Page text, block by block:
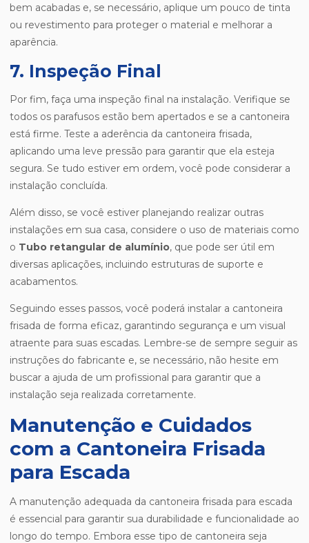
bem acabadas e, se necessário, aplique um pouco de tinta
ou revestimento para proteger o material e melhorar a
aparência.
7. Inspeção Final
Por fim, faça uma inspeção final na instalação. Verifique se
todos os parafusos estão bem apertados e se a cantoneira
está firme. Teste a aderência da cantoneira frisada,
aplicando uma leve pressão para garantir que ela esteja
segura. Se tudo estiver em ordem, você pode considerar a
instalação concluída.
Além disso, se você estiver planejando realizar outras
instalações em sua casa, considere o uso de materiais como
o Tubo retangular de alumínio, que pode ser útil em
diversas aplicações, incluindo estruturas de suporte e
acabamentos.
Seguindo esses passos, você poderá instalar a cantoneira
frisada de forma eficaz, garantindo segurança e um visual
atraente para suas escadas. Lembre-se de sempre seguir as
instruções do fabricante e, se necessário, não hesite em
buscar a ajuda de um profissional para garantir que a
instalação seja realizada corretamente.
Manutenção e Cuidados
com a Cantoneira Frisada
para Escada
A manutenção adequada da cantoneira frisada para escada
é essencial para garantir sua durabilidade e funcionalidade ao
longo do tempo. Embora esse tipo de cantoneira seja